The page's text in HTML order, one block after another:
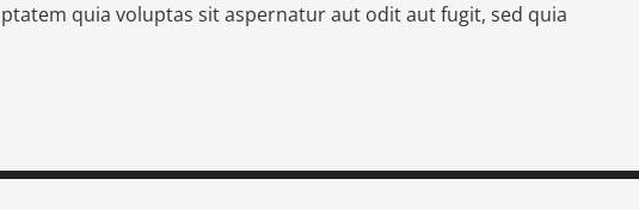
quia voluptas sit aspernatur aut odit aut fugit, sed quia